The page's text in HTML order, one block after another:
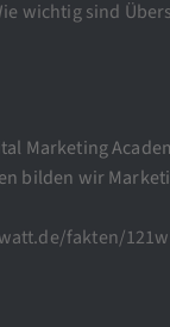
wichtig sind
Marketing
bilden wir
fakten/